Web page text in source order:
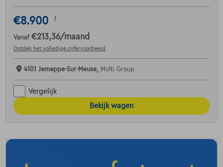
€8.900 1
Vanaf €213,36/maand
Ontdek het volledige cijfervoorbeeld
4101 Jemeppe-Sur-Meuse, Multi Group
Vergelijk
Bekijk wagen